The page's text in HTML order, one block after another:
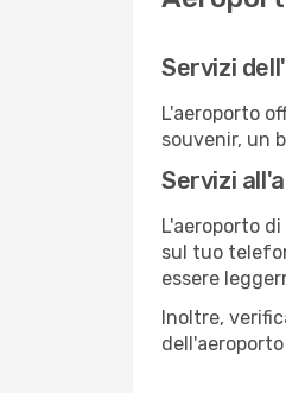
Servizi
L'aeroporto
souvenir, un
Servizi
L'aeroporto
sul tuo
essere
Inoltre,